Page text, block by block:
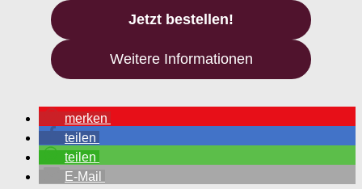
Jetzt bestellen!
Weitere Informationen
merken
teilen
teilen
E-Mail